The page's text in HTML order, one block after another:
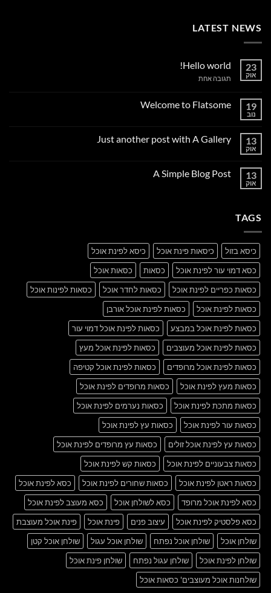
LATEST NEWS
23
אוק
Hello world!
תגובה אחתעל
19
נוב
Welcome to Flatsome
Welcome
13
אוק
Just another post with A Gallery
Just
13
אוק
A Simple Blog Post
TAGS
כיסא בזול כיסאות פינת אוכל
כיסא לפינת אוכל
כסא דמוי עור לפינת אוכל
כסאות
כסאות אוכל
כסאות כפריים לפינת אוכל
כסאות לחדר אוכל
כסאות לפינות אוכל
כסאות לפינת אוכל
כסאות לפינת אוכל אורבן
כסאות לפינת אוכל במבצע
כסאות לפינת אוכל דמוי עור
כסאות לפינת אוכל מעוצבים
כסאות לפינת אוכל מעץ
כסאות לפינת אוכל מרופדים
כסאות לפינת אוכל קטיפה
כסאות מעץ לפינת אוכל
כסאות מרופדים לפינת אוכל
כסאות מתכת לפינת אוכל
כסאות נערמים לפינת אוכל
כסאות עור לפינת אוכל
כסאות עץ לפינת אוכל
כסאות עץ לפינת אוכל זולים
כסאות עץ מרופדים לפינת אוכל
כסאות צבעוניים לפינת אוכל
כסאות קש לפינת אוכל
כסאות ראטן לפינת אוכל
כסאות שחורים לפינת אוכל
כסא לפינת אוכל
כסא לפינת אוכל מרופד
כסא לשולחן אוכל
כסא מעוצב לפינת אוכל
כסא פלסטיק לפינת אוכל
עיצוב פנים פינת אוכל
פינת אוכל מעוצבת
שולחן אוכל
שולחן אוכל נפתח שולחן אוכל עגול
שולחן אוכל קטן
שולחן לפינת אוכל
שולחן עגול נפתח
שולחן פינת אוכל
שולחנות אוכל מעוצבים' כסאות אוכל